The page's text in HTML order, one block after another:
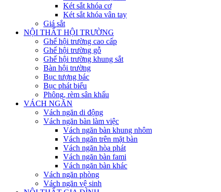
Két sắt khóa cơ
Két sắt khóa vân tay
Giá sắt
NỘI THẤT HỘI TRƯỜNG
Ghế hội trường cao cấp
Ghế hội trường gỗ
Ghế hội trường khung sắt
Bàn hội trường
Bục tượng bác
Bục phát biểu
Phông, rèm sân khấu
VÁCH NGĂN
Vách ngăn di động
Vách ngăn bàn làm việc
Vách ngăn bàn khung nhôm
Vách ngăn trên mặt bàn
Vách ngăn hòa phát
Vách ngăn bàn fami
Vách ngăn bàn khác
Vách ngăn phòng
Vách ngăn vệ sinh